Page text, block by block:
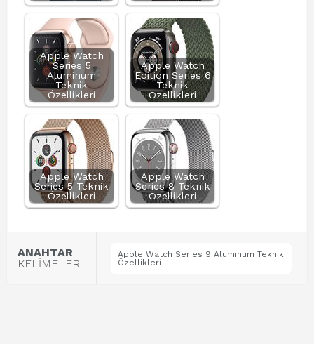
Apple Watch
Series 5
Aluminum
Teknik
Özellikleri
Apple Watch
Edition Series 6
Teknik
Özellikleri
Apple Watch
Series 5 Teknik
Özellikleri
Apple Watch
Series 8 Teknik
Özellikleri
ANAHTAR
KELİMELER
Apple Watch Series 9 Aluminum Teknik
Özellikleri